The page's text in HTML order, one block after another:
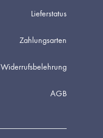
Lieferstatus
Zahlungsarten
Widerrufsbelehrung
AGB